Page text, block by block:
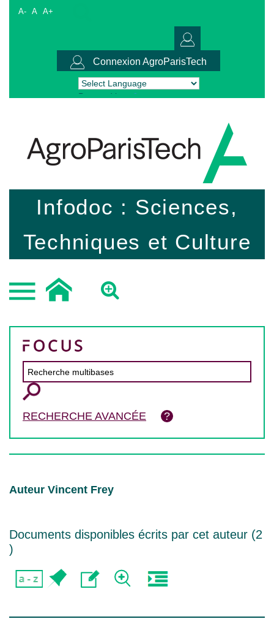
A- A A+
Connexion AgroParisTech
Powered by Translate
Infodoc : Sciences,
Techniques et Culture
RECHERCHE AVANCÉE
Auteur Vincent Frey
Documents disponibles écrits par cet auteur (2
)